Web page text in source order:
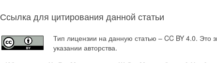
Ссылка для цитирования данной статьи
Тип лицензии на данную статью – CC BY 4.0.
указании авторства.